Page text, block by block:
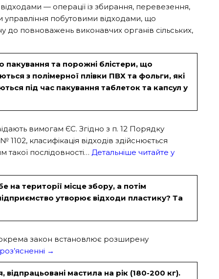
— операції із збирання, перевезення,
управління побутовими відходами, що
до повноважень виконавчих органів сільських,
пакування та порожні блістери, що
з полімерної плівки ПВХ та фольги, які
під час пакування таблеток та капсул у
вимогам ЄС. Згідно з п. 12 Порядку
класифікація відходів здійснюється
послідовності… Детальніше читайте у
території місце збору, а потім
утворює відходи пластику? Та
закон встановлює розширену
→
мастила на рік (180-200 кг).